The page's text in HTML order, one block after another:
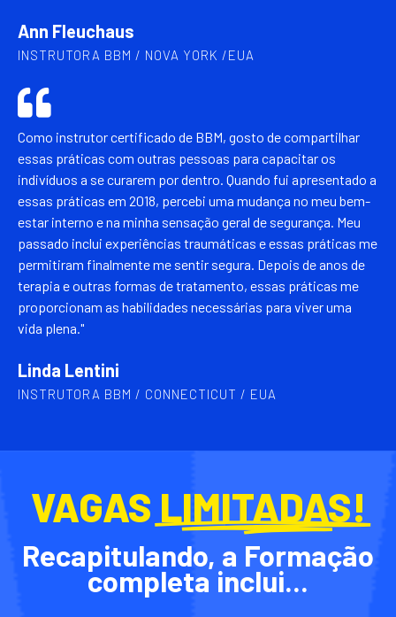
Ann Fleuchaus
INSTRUTORA BBM / NOVA YORK /EUA
Como instrutor certificado de BBM, gosto de compartilhar
essas práticas com outras pessoas para capacitar os
indivíduos a se curarem por dentro. Quando fui apresentado a
essas práticas em 2018, percebi uma mudança no meu bem-
estar interno e na minha sensação geral de segurança. Meu
passado inclui experiências traumáticas e essas práticas me
permitiram finalmente me sentir segura. Depois de anos de
terapia e outras formas de tratamento, essas práticas me
proporcionam as habilidades necessárias para viver uma
vida plena."
Linda Lentini
INSTRUTORA BBM / CONNECTICUT / EUA
VAGAS LIMITADAS!
Recapitulando, a Formação
completa inclui...